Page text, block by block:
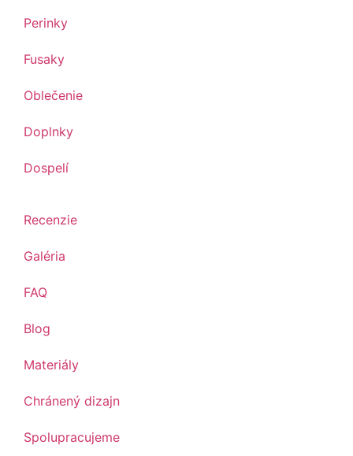
Perinky
Fusaky
Oblečenie
Doplnky
Dospelí
Recenzie
Galéria
FAQ
Blog
Materiály
Chránený dizajn
Spolupracujeme